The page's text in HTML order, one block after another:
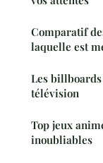
Comparatif
laquelle est
Les
télévision
Top jeux
inoubliables